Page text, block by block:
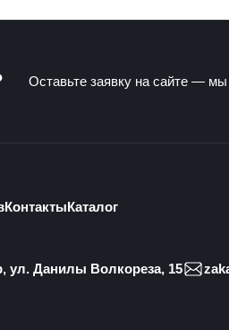
Оставьте заявку на сайте —
КонтактыКаталог
ул. Данилы Волкореза, 15